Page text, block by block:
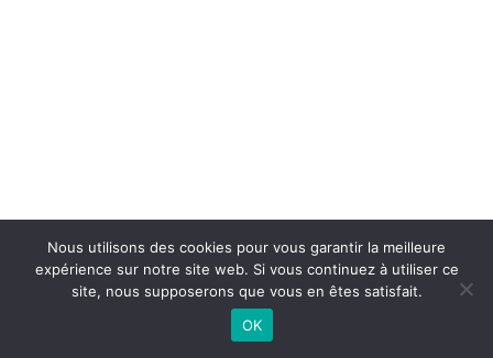
Nous utilisons des cookies pour vous garantir la meilleure
expérience sur notre site web. Si vous continuez à utiliser ce
site, nous supposerons que vous en êtes satisfait.
OK